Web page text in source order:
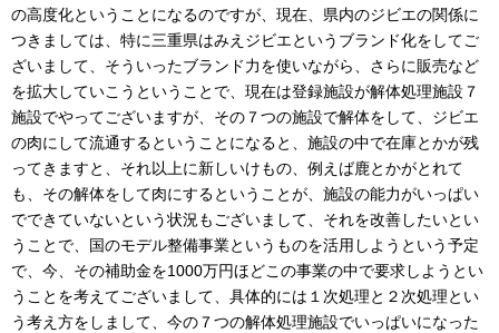
の高度化ということになるのですが、現在、県内のジビエの関係に
つきましては、特に三重県はみえジビエというブランド化をしてご
ざいまして、そういったブランド力を使いながら、さらに販売など
を拡大していこうということで、現在は登録施設が解体処理施設７
施設でやってございますが、その７つの施設で解体をして、ジビエ
の肉にして流通するということになると、施設の中で在庫とかが残
ってきますと、それ以上に新しいけもの、例えば鹿とかがとれて
も、その解体をして肉にするということが、施設の能力がいっぱい
でできていないという状況もございまして、それを改善したいとい
うことで、国のモデル整備事業というものを活用しようという予定
で、今、その補助金を1000万円ほどこの事業の中で要求しようとい
うことを考えてございまして、具体的には１次処理と２次処理とい
う考え方をしまして、今の７つの解体処理施設でいっぱいになった